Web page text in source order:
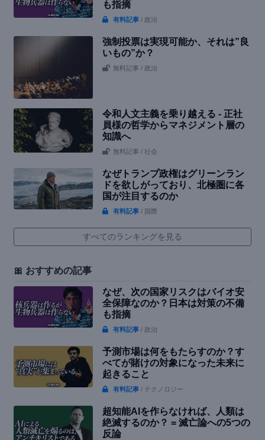
も指摘
有料記事 / 政治
強制投票は実現可能か、それは”良
いもの”か？
無料記事 / 政治
令和人文主義を乗り越える - 正社
員様の哲学からマネジメント層の
知識へ
無料記事 / 社会
なぜトランプ政権はグリーンラン
ドを欲しがっており、北極圏に各
国が注目するのか
有料記事 / 国際
すべてのランキングを見る
🎀 おすすめの記事
なぜ、次の国家リスクはバイオ安
全保障なのか？日本は対策の不備
も指摘
有料記事 / 政治
予測市場は何をもたらすのか？す
べてが賭けの対象になった未来に
起きること
有料記事 / テクノロジー
超知能AIを作らなければ、人類は
絶滅するのか？ = 滅亡論への5つの
反論